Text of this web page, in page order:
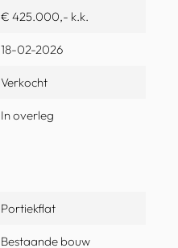
€ 425.000,- k.k.
18-02-2026
Verkocht
In overleg
Portiekflat
Bestaande bouw